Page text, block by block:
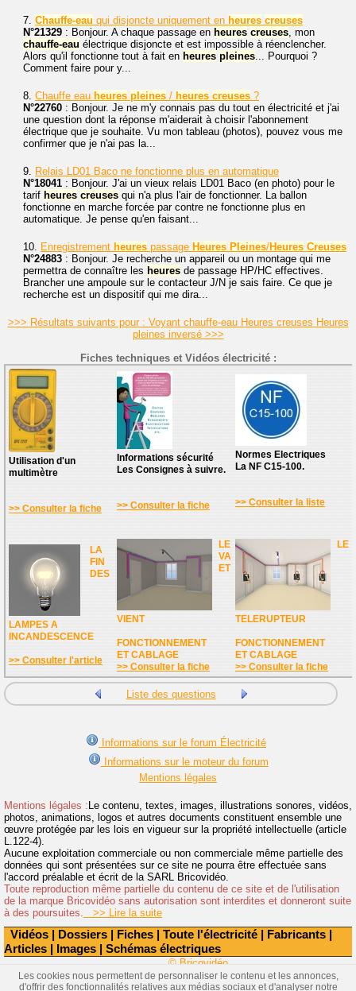
Vidéos | Dossiers | Fiches | Toute l'électricité | Fabricants |
Articles | Images | Schémas électriques
7. Chauffe-eau qui disjoncte uniquement en heures creuses
N°21329 : Bonjour. A chaque passage en heures creuses, mon
chauffe-eau électrique disjoncte et est impossible à réenclencher.
Alors qu'il fonctionne tout à fait en heures pleines... Pourquoi ?
Comment faire pour y...
8. Chauffe eau heures pleines / heures creuses ?
N°22760 : Bonjour. Je ne m'y connais pas du tout en électricité et j'ai
une question dont la réponse m'aiderait à choisir l'abonnement
électrique que je souhaite. Vu mon tableau (photos), pouvez vous me
confirmer que je n'ai pas la...
9. Relais LD01 Baco ne fonctionne plus en automatique
N°18041 : Bonjour. J'ai un vieux relais LD01 Baco (en photo) pour le
tarif heures creuses qui n'a plus l'air de fonctionner. La ballon
fonctionne en marche forcée par contre ne fonctionne plus en
automatique. Je pense qu'en faisant...
10. Enregistrement heures passage Heures Pleines/Heures Creuses
N°24883 : Bonjour. Je recherche un appareil ou un montage qui me
permettra de connaître les heures de passage HP/HC effectives.
Brancher une ampoule sur le contacteur J/N je sais faire. Ce que je
recherche est un dispositif qui me dira...
>>> Résultats suivants pour : Voyant chauffe-eau Heures creuses Heures
pleines inversé >>>
Fiches techniques et Vidéos électricité :
Utilisation d'un
multimètre
>> Consulter la fiche
Informations sécurité
Les Consignes à suivre.
>> Consulter la fiche
Normes Electriques
La NF C15-100.
>> Consulter la liste
LA
FIN
DES
LAMPES A
INCANDESCENCE
>> Consulter l'article
LE
VA
ET
VIENT
FONCTIONNEMENT
ET CABLAGE
>> Consulter la fiche
LE
TELERUPTEUR
FONCTIONNEMENT
ET CABLAGE
>> Consulter la fiche
Liste des questions
Informations sur le forum Électricité
Informations sur le moteur du forum
Mentions légales
Mentions légales : Le contenu, textes, images, illustrations sonores, vidéos,
photos, animations, logos et autres documents constituent ensemble une
œuvre protégée par les lois en vigueur sur la propriété intellectuelle (article
L.122-4).
Aucune exploitation commerciale ou non commerciale même partielle des
données qui sont présentées sur ce site ne pourra être effectuée sans
l'accord préalable et écrit de la SARL Bricovidéo.
Toute reproduction même partielle du contenu de ce site et de l'utilisation
de la marque Bricovidéo sans autorisation sont interdites et donneront suite
à des poursuites. >> Lire la suite
© Bricovidéo
Les cookies nous permettent de personnaliser le contenu et les annonces,
d'offrir des fonctionnalités relatives aux médias sociaux et d'analyser notre